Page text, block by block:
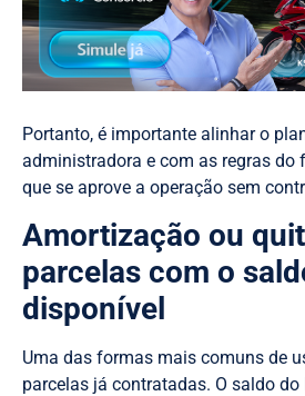
Portanto, é importante alinhar o
administradora e com as regras do
que se aprove a operação sem
Amortização ou
parcelas com o
disponível
Uma das formas mais comuns de
parcelas já contratadas. O saldo do